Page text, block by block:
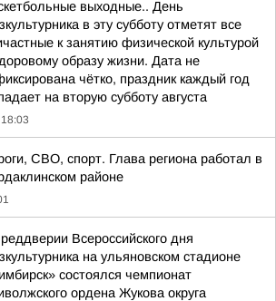
выходные.. День
в эту субботу отметят все
к занятию физической культурой
образу жизни. Дата не
чётко, праздник каждый год
на вторую субботу августа
18:03
СВО, спорт. Глава региона работал в
районе
Всероссийского дня
на ульяновском стадионе
состоялся чемпионат
ордена Жукова округа